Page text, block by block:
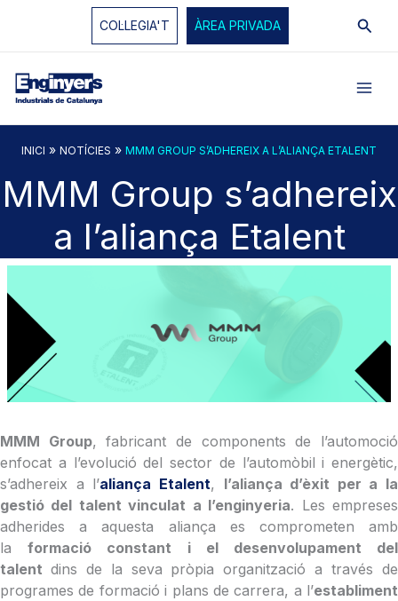
COL·LEGIA'T ÀREA PRIVADA
INICI » NOTÍCIES » MMM GROUP S’ADHEREIX A L’ALIANÇA ETALENT
MMM Group s’adhereix
a l’aliança Etalent
MMM Group, fabricant de components de l’automoció
enfocat a l’evolució del sector de l’automòbil i energètic,
s’adhereix a l’aliança Etalent, l’aliança d’èxit per a la
gestió del talent vinculat a l’enginyeria. Les empreses
adherides a aquesta aliança es comprometen amb
laformació constant i el desenvolupament del
talent dins de la seva pròpia organització a través de
programes de formació i plans de carrera, a l’establiment